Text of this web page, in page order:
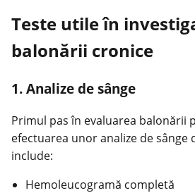
Teste utile în
balonării cronice
1. Analize de sânge
Primul pas în evaluarea balonării
efectuarea unor analize de sânge
include:
Hemoleucogramă completă